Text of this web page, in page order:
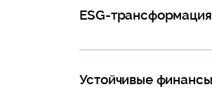
ESG-трансформация
Устойчивые финансы